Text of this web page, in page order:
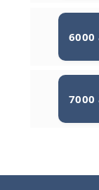
6000
7000